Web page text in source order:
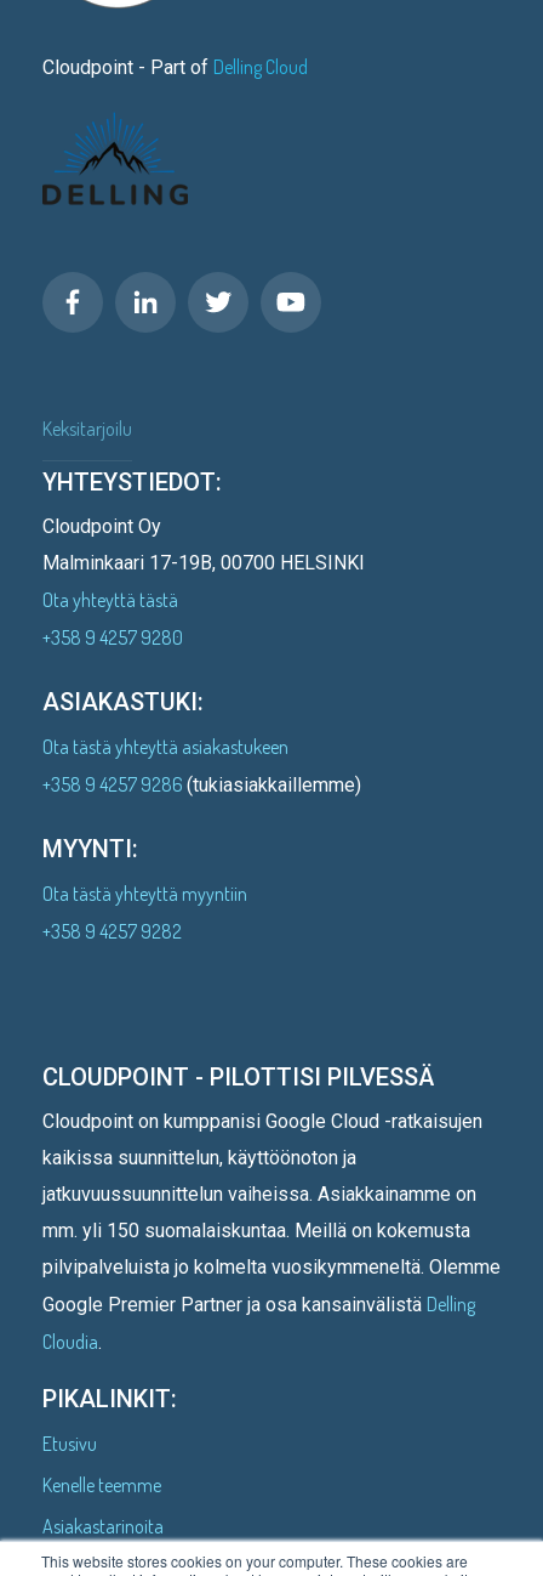
This website stores cookies on your computer. These cookies are
Cloudpoint - Part of Delling Cloud
Keksitarjoilu
YHTEYSTIEDOT:
Cloudpoint Oy
Malminkaari 17-19B, 00700 HELSINKI
Ota yhteyttä tästä
+358 9 4257 9280
ASIAKASTUKI:
Ota tästä yhteyttä asiakastukeen
+358 9 4257 9286 (tukiasiakkaillemme)
MYYNTI:
Ota tästä yhteyttä myyntiin
+358 9 4257 9282
CLOUDPOINT - PILOTTISI PILVESSÄ
Cloudpoint on kumppanisi Google Cloud -ratkaisujen
kaikissa suunnittelun, käyttöönoton ja
jatkuvuussuunnittelun vaiheissa. Asiakkainamme on
mm. yli 150 suomalaiskuntaa. Meillä on kokemusta
pilvipalveluista jo kolmelta vuosikymmeneltä. Olemme
Google Premier Partner ja osa kansainvälistä Delling
Cloudia.
PIKALINKIT:
Etusivu
Kenelle teemme
Asiakastarinoita
Mitä teemme